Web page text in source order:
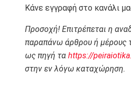
Κάνε εγγραφή στο κανάλι
Προσοχή! Επιτρέπεται η
παραπάνω άρθρου ή μέρους
ως πηγή ταhttps://
στην εν λόγω καταχώρηση.